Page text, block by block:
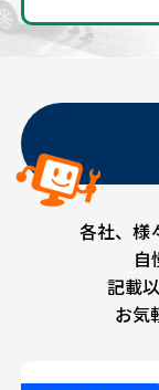
各社、様
自
記載
お気